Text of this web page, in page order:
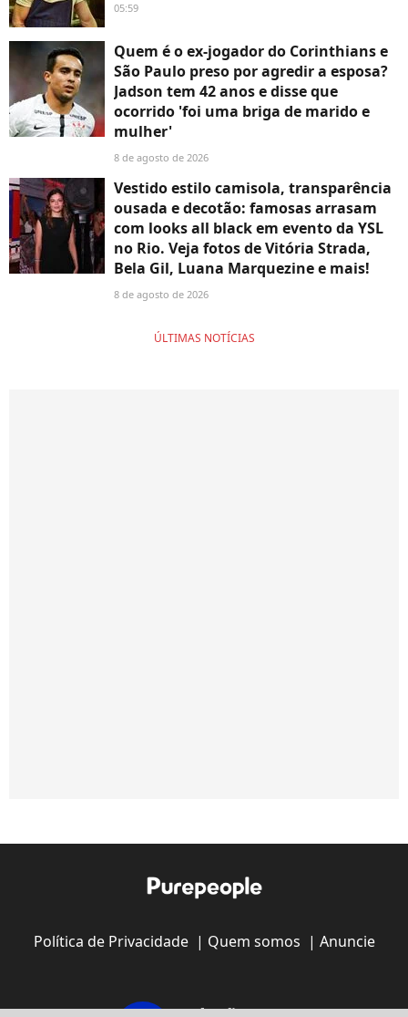
05:59
Quem é o ex-jogador do Corinthians e
São Paulo preso por agredir a esposa?
Jadson tem 42 anos e disse que
ocorrido 'foi uma briga de marido e
mulher'
8 de agosto de 2026
Vestido estilo camisola, transparência
ousada e decotão: famosas arrasam
com looks all black em evento da YSL
no Rio. Veja fotos de Vitória Strada,
Bela Gil, Luana Marquezine e mais!
8 de agosto de 2026
ÚLTIMAS NOTÍCIAS
Política de Privacidade| Quem somos | Anuncie